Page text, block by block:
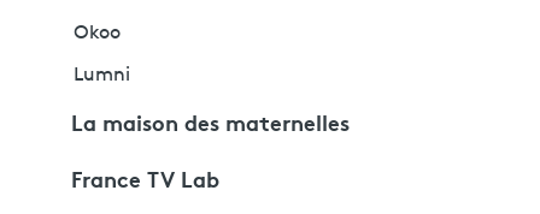
Okoo
Lumni
La maison des maternelles
France TV Lab